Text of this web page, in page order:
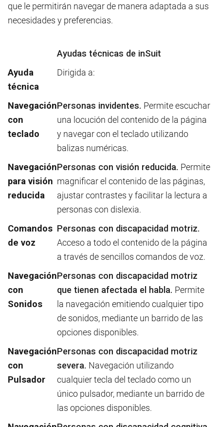
que le permitirán navegar de manera adaptada a sus
necesidades y preferencias.
Ayudas técnicas de inSuit
Ayuda
técnica
Dirigida a:
Navegación
con
teclado
Personas invidentes. Permite escuchar
una locución del contenido de la página
y navegar con el teclado utilizando
balizas numéricas.
Navegación
para visión
reducida
Personas con visión reducida. Permite
magnificar el contenido de las páginas,
ajustar contrastes y facilitar la lectura a
personas con dislexia.
Comandos
de voz
Personas con discapacidad motriz.
Acceso a todo el contenido de la página
a través de sencillos comandos de voz.
Navegación
con
Sonidos
Personas con discapacidad motriz
que tienen afectada el habla. Permite
la navegación emitiendo cualquier tipo
de sonidos, mediante un barrido de las
opciones disponibles.
Navegación
con
Pulsador
Personas con discapacidad motriz
severa. Navegación utilizando
cualquier tecla del teclado como un
único pulsador, mediante un barrido de
las opciones disponibles.